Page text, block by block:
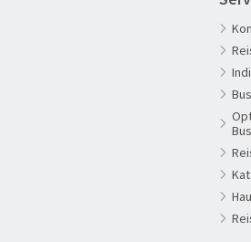
Eröffnungs- & Abschlussreisen